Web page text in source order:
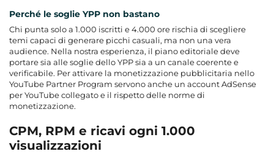
Perché le soglie YPP non bastano
Chi punta solo a 1.000 iscritti e 4.000 ore rischia di scegliere
temi capaci di generare picchi casuali, ma non una vera
audience. Nella nostra esperienza, il piano editoriale deve
portare sia alle soglie dello YPP sia a un canale coerente e
verificabile. Per attivare la monetizzazione pubblicitaria nello
YouTube Partner Program servono anche un account AdSense
per YouTube collegato e il rispetto delle norme di
monetizzazione.
CPM, RPM e ricavi ogni 1.000
visualizzazioni